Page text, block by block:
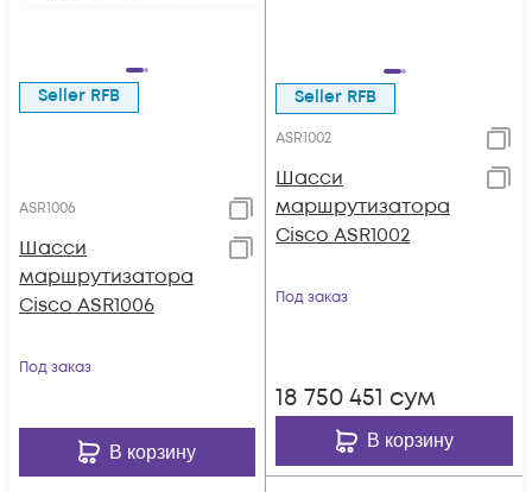
Seller RFB
ASR1006
Шасси
маршрутизатора
Cisco ASR1006
Под заказ
В корзину
Seller RFB
ASR1002
Шасси
маршрутизатора
Cisco ASR1002
Под заказ
18 750 451 сум
В корзину